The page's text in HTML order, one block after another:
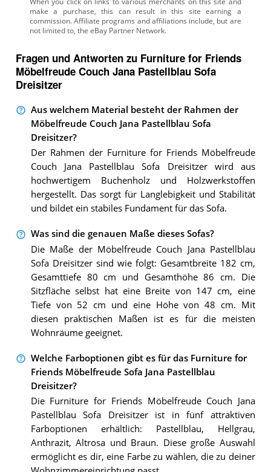
Fragen und Antworten zu Furniture for Friends
Möbelfreude Couch Jana Pastellblau Sofa
Dreisitzer
Aus welchem Material besteht der Rahmen der
Möbelfreude Couch Jana Pastellblau Sofa
Dreisitzer?
Der Rahmen der Furniture for Friends Möbelfreude
Couch Jana Pastellblau Sofa Dreisitzer wird aus
hochwertigem Buchenholz und Holzwerkstoffen
hergestellt. Das sorgt für Langlebigkeit und Stabilität
und bildet ein stabiles Fundament für das Sofa.
Was sind die genauen Maße dieses Sofas?
Die Maße der Möbelfreude Couch Jana Pastellblau
Sofa Dreisitzer sind wie folgt: Gesamtbreite 182 cm,
Gesamttiefe 80 cm und Gesamthöhe 86 cm. Die
Sitzfläche selbst hat eine Breite von 147 cm, eine
Tiefe von 52 cm und eine Höhe von 48 cm. Mit
diesen praktischen Maßen ist es für die meisten
Wohnräume geeignet.
Welche Farboptionen gibt es für das Furniture for
Friends Möbelfreude Sofa Jana Pastellblau
Dreisitzer?
Die Furniture for Friends Möbelfreude Couch Jana
Pastellblau Sofa Dreisitzer ist in fünf attraktiven
Farboptionen erhältlich: Pastellblau, Hellgrau,
Anthrazit, Altrosa und Braun. Diese große Auswahl
ermöglicht es dir, eine Farbe zu wählen, die zu deiner